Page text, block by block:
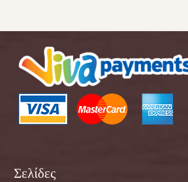
Σελίδες